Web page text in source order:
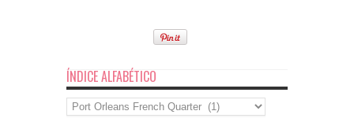
ÍNDICE ALFABÉTICO
Índice
Alfabético